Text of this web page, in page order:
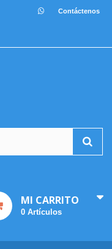
Contáctenos
MI CARRITO
0 Artículos